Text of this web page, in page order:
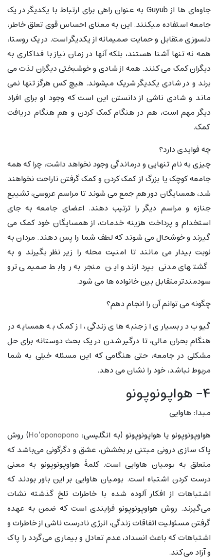
جاوه‌ای ها از Guyub به عنوان راهی برای ارتباط با یکدیگر در یک
جامعه استفاده میکنند. این به معنای احساس قوی تعلق خاطر،
دلسوزی متقابل و حمایت صمیمانه از یکدیگر است. در یک روستا،
همه نه تنها آشنا هستند، بلکه آنها در زمان نیاز با فداکاری به
دیگران کمک می کنند. همه از شادی و خوشبختی دیگران لذت می
برند و در شادی یکدیگر شریک میشوند. هیچ کس هرگز تنها نمی
ماند و شادی ناشی از دانستن این است که وجود او برای افراد
دیگر مهم است، هم در هنگام کمک کردن و هم هنگام دریافت
کمک.
چه فوایدی دارد؟
چیزی به نام تنهایی و درماندگی وجود نخواهد داشت، چرا که همه
جامعه کوچک یا بزرگ از کمک کردن و کمک گرفتن ناراحت نخواهند
شد، همسایگان دور هم جمع می شوند تا مراسم عروسی، تشییع
جنازه و مراسم دیگر را ترتیب دهند. اعضای جامعه به جای
استخدام و پرداخت هزینه خدمات، از همسایگان خود کمک می
گیرند و خوشحال می شوند که لطف شما را پس دهند. مردان به
نوبت بیدار می مانند تا امنیت محله را زیر نظر بگیرند و به
گشتهای مدنی بپردازند و این منجر به روابط صمیمی تر و
سودمندتر متقابل بین خانواده ها می شود.
چگونه می توانم آن را انجام دهم؟
گیوب در بسیاری از جنبه های زندگی، از کمک به همسایه در
هنگام بحران مالی، تا درگیر شدن در یک بحث دوستانه برای حل
مشکلی در جامعه، حتی هنگامی که این مسئله خیلی به شما
مربوط نباشد، خود را نشان می دهد.
۴- هواپونوپونو
مبدا: هاوایی
هواوپونوپونو یا هواپونوپونو (به انگلیسی: Ho’oponopono) روش
پاک سازی درونی مبتنی بر بخشش، عشق و دگرگونی می‌باشد که
متعلق به بومیان هاوایی است. کلمهٔ هواوپونوپونو به معنی
درست کردن اشتباه است. بومیان هاوایی بر این باور بودند که
اشتباهات از افکار آلوده شده با خاطرات تلخ گذشته نشات
می‌گیرند. روش هواوپونوپونو فرایندی است که ضمن به عهده
گرفتن مسئولیت اتفاقات زندگی، انرژی نادرست ناشی از خاطرات و
اشتباهات که باعث انسداد، عدم تعادل و بیماری می‌گردد را پاک
و آزاد می‌کند.